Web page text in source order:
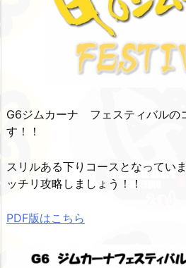
G6ジムカーナ フェスティバルの
す！！
スリルある下りコースとなってい
ッチリ攻略しましょう！！
PDF版はこちら